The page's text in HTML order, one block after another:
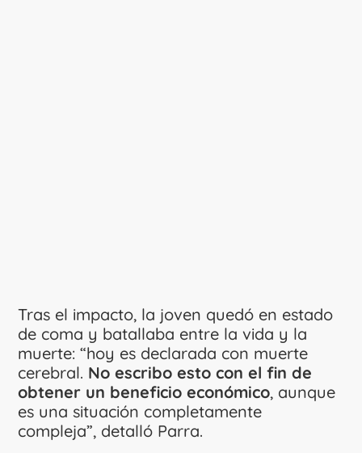
Tras el impacto, la joven quedó en estado
de coma y batallaba entre la vida y la
muerte: “hoy es declarada con muerte
cerebral. No escribo esto con el fin de
obtener un beneficio económico, aunque
es una situación completamente
compleja”, detalló Parra.